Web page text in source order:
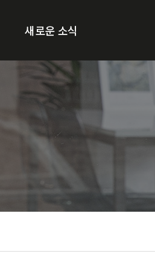
새로운 소식